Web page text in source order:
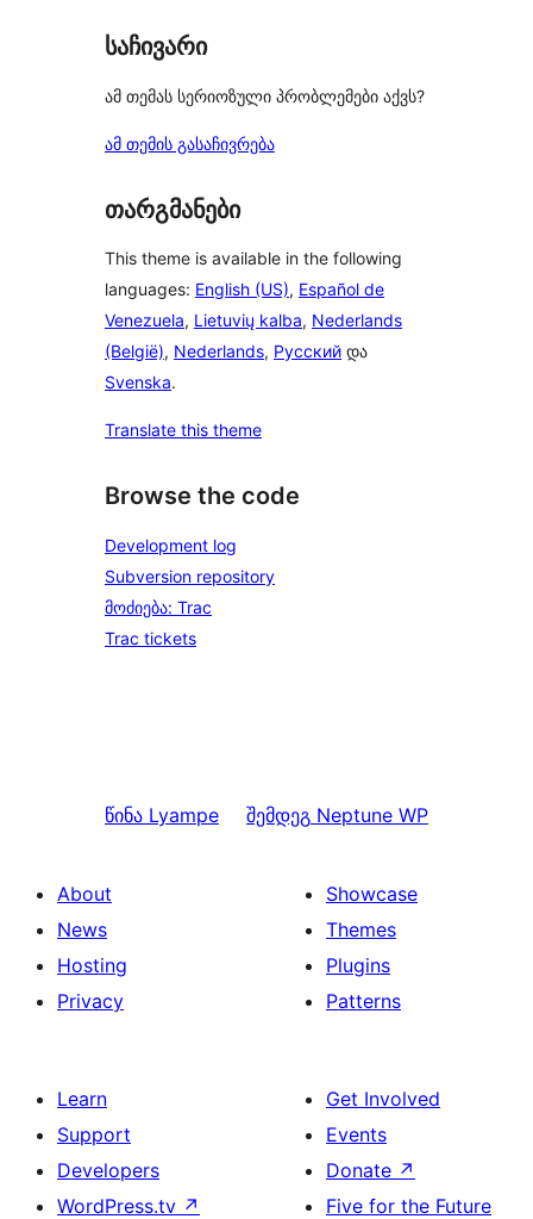
საჩივარი
ამ თემას სერიოზული პრობლემები აქვს?
ამ თემის გასაჩივრება
თარგმანები
This theme is available in the following
languages: English (US), Español de
Venezuela, Lietuvių kalba, Nederlands
(België), Nederlands, Русский და
Svenska.
Translate this theme
Browse the code
Development log
Subversion repository
მოძიება: Trac
Trac tickets
წინა Lyampe შემდეგ Neptune WP
About
News
Hosting
Privacy
Showcase
Themes
Plugins
Patterns
Learn
Support
Developers
WordPress.tv ↗
Get Involved
Events
Donate ↗
Five for the Future